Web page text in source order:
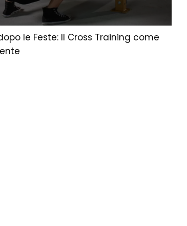
le Feste: Il Cross Training come